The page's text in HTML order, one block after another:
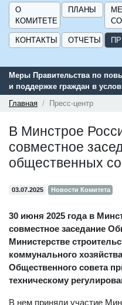
О
КОМИТЕТЕ
ПЛАНЫ
КОНТАКТЫ ОТЧЕТЫ
Меры Правительства по
и поддержке граждан в
Главная Пресс-центр
В Минстрое
совместное
общественных
03.07.2025 Новости Комитета
30 июня 2025 года в
совместное заседание
Министерстве
коммунального
Общественного совета
техническому
В нем приняли участие